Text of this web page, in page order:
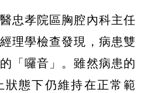
忠孝院區胸腔內科主任
理學檢查發現，病患雙
「囉音」。雖然病患的
狀態下仍維持在正常範